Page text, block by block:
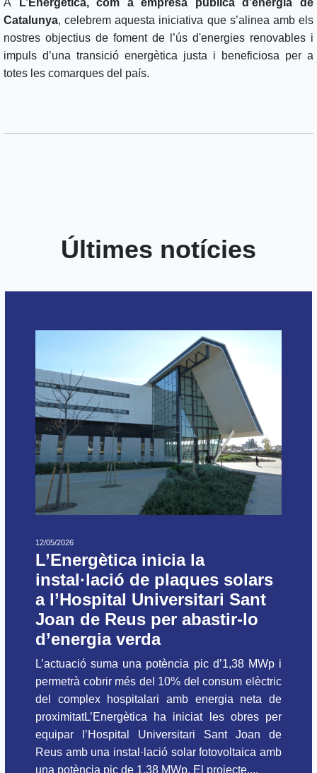
Catalunya, celebrem aquesta iniciativa que s’alinea amb els
nostres objectius de foment de l’ús d'energies renovables i
impuls d’una transició energètica justa i beneficiosa per a
totes les comarques del país.
Últimes notícies
12/05/2026
L’Energètica inicia la
instal·lació de plaques solars
a l’Hospital Universitari Sant
Joan de Reus per abastir-lo
d’energia verda
L’actuació suma una potència pic d’1,38 MWp i
permetrà cobrir més del 10% del consum elèctric
del complex hospitalari amb energia neta de
proximitatL’Energètica ha iniciat les obres per
equipar l’Hospital Universitari Sant Joan de
Reus amb una instal·lació solar fotovoltaica amb
una potència pic de 1.38 MWp. El projecte,...